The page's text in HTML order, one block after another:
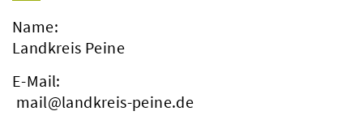
Name:
Landkreis Peine
E-Mail:
mail@landkreis-peine.de